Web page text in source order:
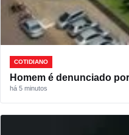
COTIDIANO
Homem é denunciado
há 5 minutos